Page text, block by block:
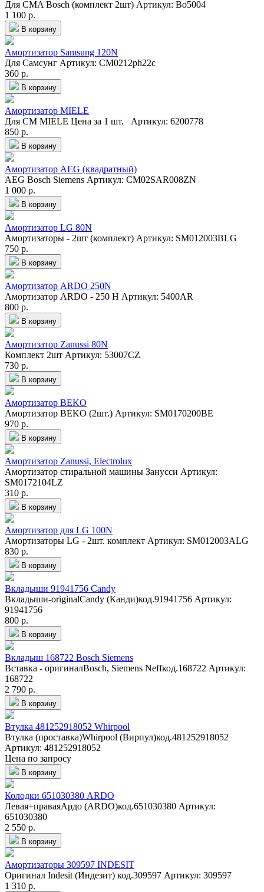
Для CMA Bosch (комплект 2шт) Артикул: Bo5004
1 100 р.
В корзину
Амортизатор Samsung 120N
Для Самсунг Артикул: CM0212ph22c
360 р.
В корзину
Амортизатор MIELE
Для СМ MIELE Цена за 1 шт.
Артикул: 6200778
850 р.
В корзину
Амортизатор AEG (квадратный)
AEG Bosch Siemens Артикул: CM02SAR008ZN
1 000 р.
В корзину
Амортизатор LG 80N
Амортизаторы - 2шт (комплект) Артикул: SM012003BLG
750 р.
В корзину
Амортизатор ARDO 250N
Амортизатор ARDO - 250 Н Артикул: 5400AR
800 р.
В корзину
Амортизатор Zanussi 80N
Комплект 2шт Артикул: 53007CZ
730 р.
В корзину
Амортизатор BEKO
Амортизатор BEKO (2шт.) Артикул: SM0170200BE
970 р.
В корзину
Амортизатор Zanussi, Electrolux
Амортизатор стиральной машины Занусси Артикул:
SM0172104LZ
310 р.
В корзину
Амортизатор для LG 100N
Амортизаторы LG - 2шт. комплект Артикул: SM012003ALG
830 р.
В корзину
Вкладыши 91941756 Candy
Вкладыши-originalCandy (Канди)код.91941756 Артикул:
91941756
800 р.
В корзину
Вкладыш 168722 Bosch Siemens
Вставка - оригиналBosch, Siemens Neffкод.168722 Артикул:
168722
2 790 р.
В корзину
Втулка 481252918052 Whirpool
Втулка (проставка)Whirpool (Вирпул)код.481252918052
Артикул: 481252918052
Цена по запросу
В корзину
Колодки 651030380 ARDO
Левая+праваяАрдо (ARDO)код.651030380 Артикул:
651030380
2 550 р.
В корзину
Амортизаторы 309597 INDESIT
Оригинал Indesit (Индезит) код.309597 Артикул: 309597
1 310 р.